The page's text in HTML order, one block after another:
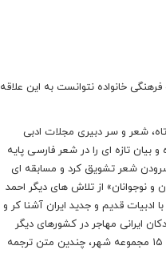
و فرهنگی خانواده نتوانست به این علاقه
سال ۱۳۲۵هش ) به نوشتن قصه های کوتاه، شعر و سر دبیری مجلات ادبی
شناخته شد. او در طول بیش از ۵۰ سال، توانست شیوه و بیان تازه ای را در شعر فارسی پایه
نوشتن و سرودن شعر تشویق کرد و مسابقه ای
نوجوانان» از تلاش های دیگر احمد
ادبیات قدیم و جدید ایران آشنا کر و
ایرانی مهاجر در کشورهای دیگر
آماده کرد. هدف شاملو علاقه مندی و جلب این کودکان به زبان مادری شان از طریق جاذبه های قصه بود. از احمد شاملو ۱۵ مجموعه شهر، چندین متن ترجمه